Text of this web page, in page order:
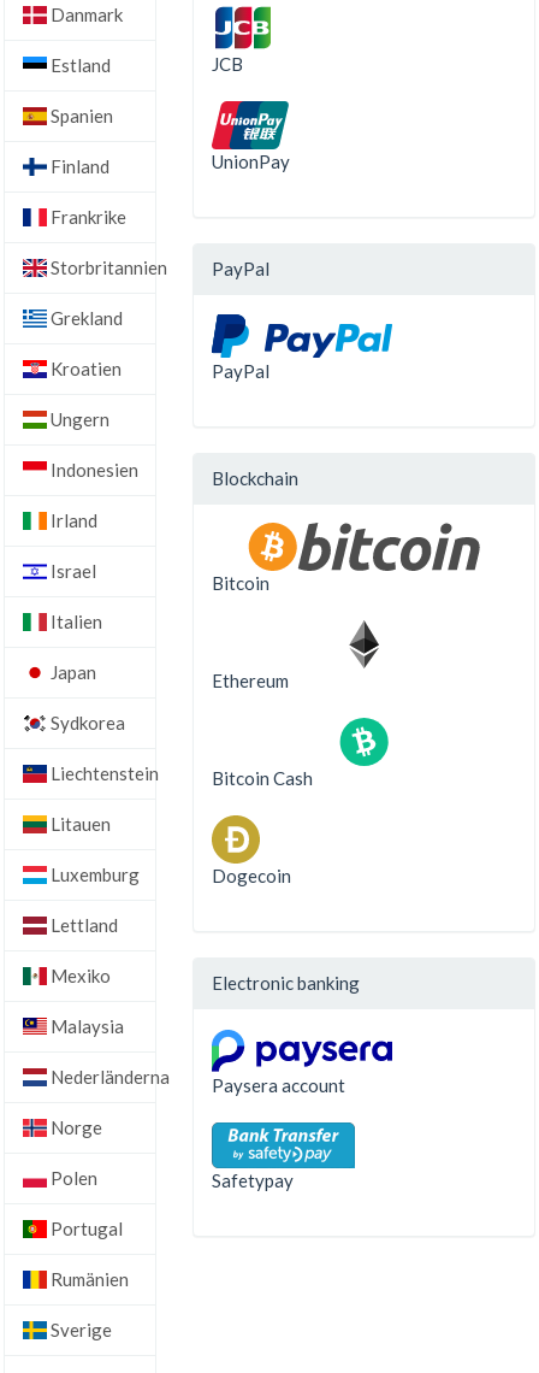
Danmark
Estland
Spanien
Finland
Frankrike
Storbritannien
Grekland
Kroatien
Ungern
Indonesien
Irland
Israel
Italien
Japan
Sydkorea
Liechtenstein
Litauen
Luxemburg
Lettland
Mexiko
Malaysia
Nederländerna
Norge
Polen
Portugal
Rumänien
Sverige
JCB
UnionPay
PayPal
PayPal
Blockchain
Bitcoin
Ethereum
Bitcoin Cash
Dogecoin
Electronic banking
Paysera account
Safetypay